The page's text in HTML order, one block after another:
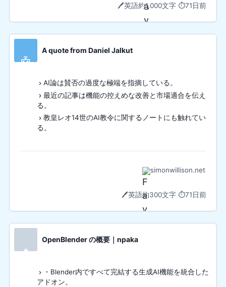
🖊️英語約1,000文字⏱️71日前
🤖
A quote from Daniel Jalkut
AI論は賛否の過度な極端を指摘している。
最近の記事は機能の控えめな改善と市場適合を伝え
る。
教皇レオ14世のAI教令に関するノートにも触れてい
る。
simonwillison.net
🖊️英語約300文字⏱️71日前
🔥
OpenBlender の概要｜npaka
・Blender内ですべて完結する生成AI機能を統合した
アドオン。